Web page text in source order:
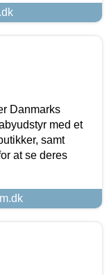
Danmarks
med et
samt
at se deres